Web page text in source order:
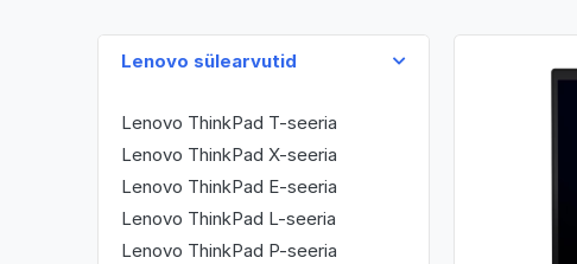
Lenovo sülearvutid
Lenovo ThinkPad T-seeria
Lenovo ThinkPad X-seeria
Lenovo ThinkPad E-seeria
Lenovo ThinkPad L-seeria
Lenovo ThinkPad P-seeria